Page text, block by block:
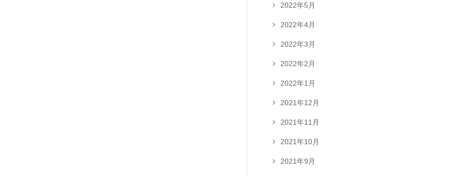
2022年5月
2022年4月
2022年3月
2022年2月
2022年1月
2021年12月
2021年11月
2021年10月
2021年9月